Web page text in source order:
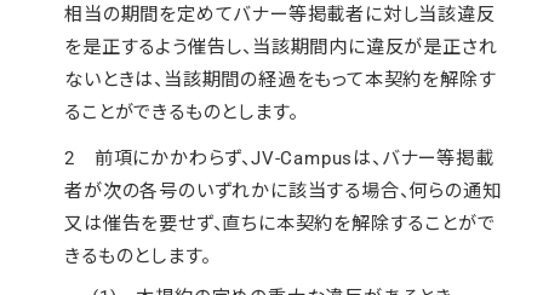
相当の期間を定めてバナー等掲載者に対し当該違反
を是正するよう催告し、当該期間内に違反が是正され
ないときは、当該期間の経過をもって本契約を解除す
ることができるものとします。
2 前項にかかわらず、JV-Campusは、バナー等掲載
者が次の各号のいずれかに該当する場合、何らの通知
又は催告を要せず、直ちに本契約を解除することがで
きるものとします。